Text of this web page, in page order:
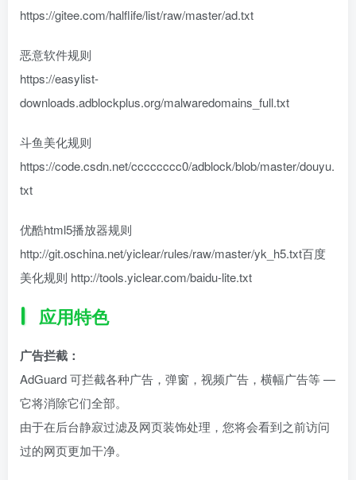
https://gitee.com/halflife/list/raw/master/ad.txt
恶意软件规则
https://easylist-
downloads.adblockplus.org/malwaredomains_full.txt
斗鱼美化规则
https://code.csdn.net/cccccccc0/adblock/blob/master/douyu.
txt
优酷html5播放器规则
http://git.oschina.net/yiclear/rules/raw/master/yk_h5.txt百度
美化规则 http://tools.yiclear.com/baidu-lite.txt
应用特色
广告拦截：
AdGuard 可拦截各种广告，弹窗，视频广告，横幅广告等 —
它将消除它们全部。
由于在后台静寂过滤及网页装饰处理，您将会看到之前访问
过的网页更加干净。